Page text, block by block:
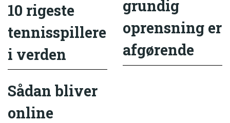
10 rigeste
tennisspillere
i verden
grundig
oprensning er
afgørende
Sådan bliver
online